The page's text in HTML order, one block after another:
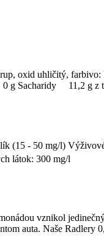
oxid uhličitý,
0 g Sacharidy
- 50 mg/l)
látok: 300 mg/l
vznikol
auta. Naše